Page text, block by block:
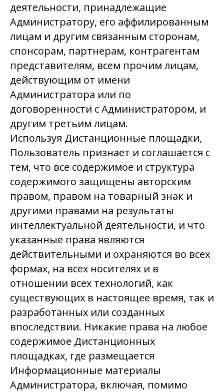
деятельности, принадлежащие
Администратору, его аффилированным
лицам и другим связанным сторонам,
спонсорам, партнерам, контрагентам
представителям, всем прочим лицам,
действующим от имени
Администратора или по
договоренности с Администратором, и
другим третьим лицам.
Используя Дистанционные площадки,
Пользователь признает и соглашается с
тем, что все содержимое и структура
содержимого защищены авторским
правом, правом на товарный знак и
другими правами на результаты
интеллектуальной деятельности, и что
указанные права являются
действительными и охраняются во всех
формах, на всех носителях и в
отношении всех технологий, как
существующих в настоящее время, так и
разработанных или созданных
впоследствии. Никакие права на любое
содержимое Дистанционных
площадках, где размещается
Информационные материалы
Администратора, включая, помимо